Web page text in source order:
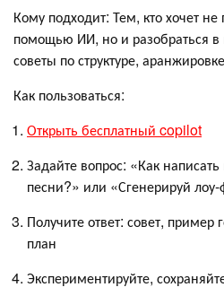
Кому подходит: Тем, кто хочет не
помощью ИИ, но и разобраться в
советы по структуре,
Как пользоваться:
Открыть бесплатный copilot
Задайте вопрос: «Как
песни?» или «Сгенерируй
Получите ответ: совет,
план
Экспериментируйте,